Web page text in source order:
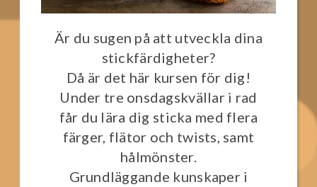
Är du sugen på att utveckla dina
stickfärdigheter?
Då är det här kursen för dig!
Under tre onsdagskvällar i rad
får du lära dig sticka med flera
färger, flätor och twists, samt
hålmönster.
Grundläggande kunskaper i